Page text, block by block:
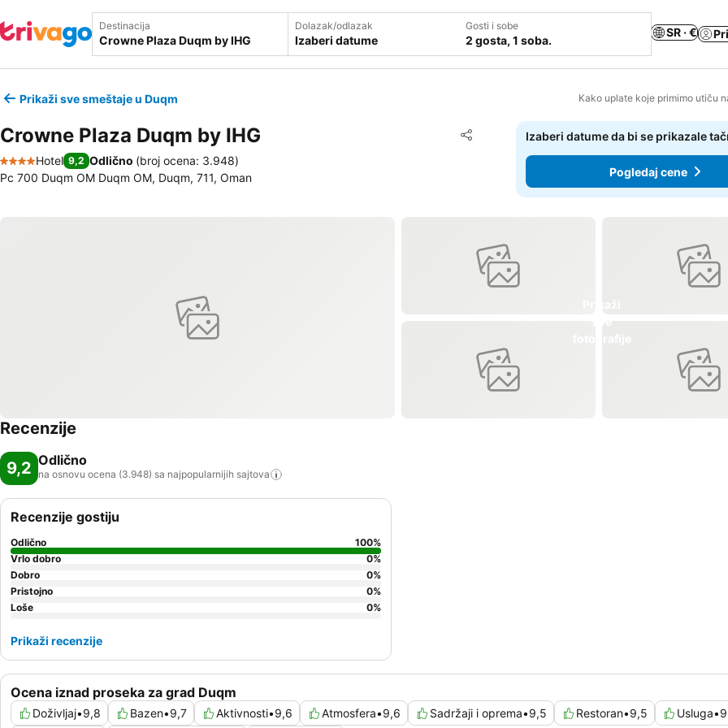
Destinacija Dolazak/odlazak
Izaberi datume
Gosti i sobe
2 gosta, 1 soba.
SR · €
Prikaži sve smeštaje u Duqm Kako uplate koje primimo utiču
Crowne Plaza Duqm by IHG Deli
Dodati u favorite
4 Zvezdice
Hotel 9,2 Odlično (broj ocena: 3.948)
Pc 700 Duqm OM Duqm OM, Duqm, 711, Oman
Izaberi datume da bi se prikazale
Pogledaj cene
Recenzije
9,2 Odlično
na osnovu ocena (3.948) sa najpopularnijih sajtova
Ocena iznad proseka za grad Duqm
Doživljaj•9,8 Bazen•9,7 Aktivnosti•9,6 Atmosfera•9,6 Sadržaji i oprema•9,5 Restoran•9,5 Usluga•
Recenzije gostiju
Odlično 100%
Vrlo dobro
0%
Dobro
0%
Pristojno
0%
Loše
0%
Prikaži recenzije